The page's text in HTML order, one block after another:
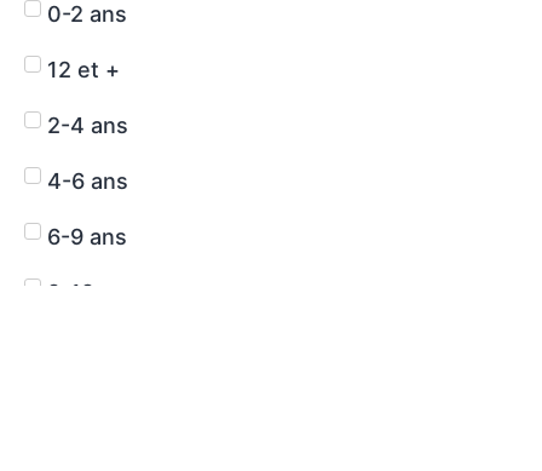
0-2 ans
12 et +
2-4 ans
4-6 ans
6-9 ans
9-12 ans